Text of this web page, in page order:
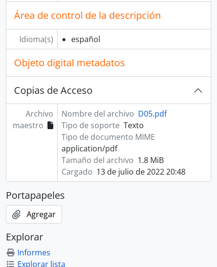
Área de control de la descripción
Idioma(s) español
Objeto digital metadatos
Copias de Acceso
Archivo
maestro
Nombre del archivo D05.pdf
Tipo de soporte Texto
Tipo de documento MIME
application/pdf
Tamaño del archivo 1.8 MiB
Cargado 13 de julio de 2022 20:48
Portapapeles
Agregar
Explorar
Informes
Explorar lista